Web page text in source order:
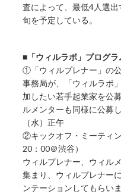
査によって、最低4人選
旬を予定している。
■ 「ウィルラボ」プログラ
①「ウィルプレナー」の
事務局が、「ウィルラボ
加したい若手起業家を公
ルメンターも同様に公募
（水）正午
②キックオフ・ミーティ
20：00＠渋谷）
ウィルプレナー、ウィル
集まり、ウィルプレナー
ンテーションしてもらい